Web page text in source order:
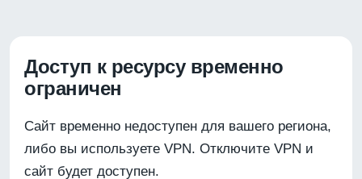
Доступ к ресурсу временно
ограничен
Сайт временно недоступен для вашего региона,
либо вы используете VPN. Отключите VPN и
сайт будет доступен.